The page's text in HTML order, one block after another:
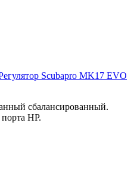
Scubapro MK17 EVO
сбалансированный.
HP.